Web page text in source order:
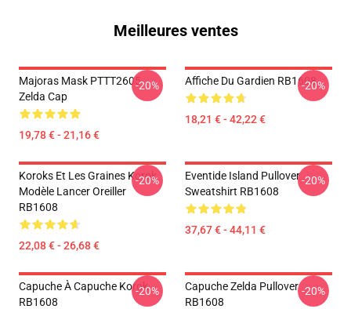
Meilleures ventes
Majoras Mask PTTT2605
Zelda Cap
19,78 € - 21,16 €
-20% Affiche Du Gardien RB1608
18,21 € - 42,22 €
-20%
Koroks Et Les Graines Korok
Modèle Lancer Oreiller
RB1608
22,08 € - 26,68 €
-20%
Eventide Island Pullover
Sweatshirt RB1608
37,67 € - 44,11 €
-20%
Capuche À Capuche Korok
RB1608
-20%
Capuche Zelda Pullover
RB1608
-20%